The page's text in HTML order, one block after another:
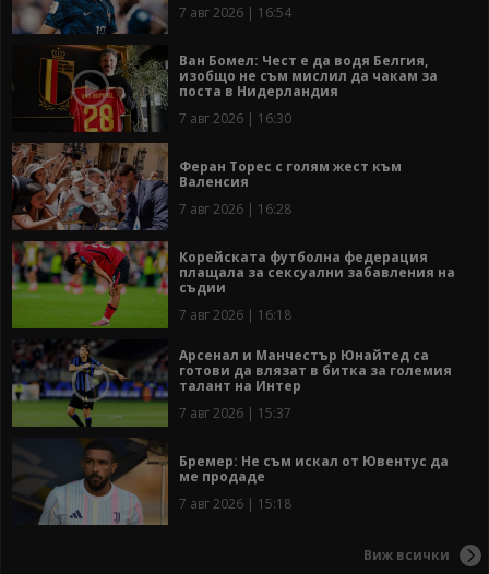
7 авг 2026 | 16:54
Ван Бомел: Чест е да водя Белгия,
изобщо не съм мислил да чакам за
поста в Нидерландия
7 авг 2026 | 16:30
Феран Торес с голям жест към
Валенсия
7 авг 2026 | 16:28
Корейската футболна федерация
плащала за сексуални забавления на
съдии
7 авг 2026 | 16:18
Арсенал и Манчестър Юнайтед са
готови да влязат в битка за големия
талант на Интер
7 авг 2026 | 15:37
Бремер: Не съм искал от Ювентус да
ме продаде
7 авг 2026 | 15:18
Виж всички